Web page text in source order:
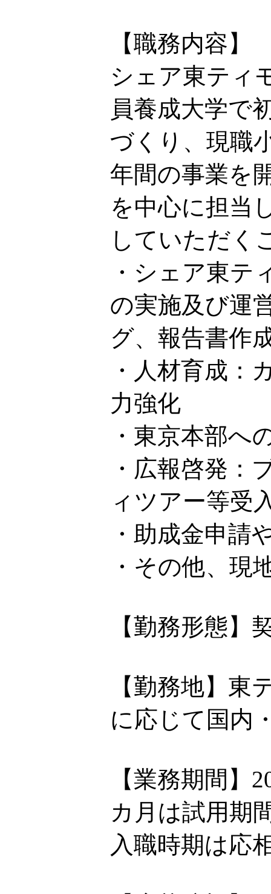
【職務内容】
シェア東ティ
員養成大学で
づくり、現職
年間の事業を
を中心に担当
していただく
・シェア東テ
の実施及び運
グ、報告書作
・人材育成：
力強化
・東京本部へ
・広報啓発：
ィツアー等受
・助成金申請
・その他、現
【勤務形態】
【勤務地】東
に応じて国内
【業務期間】
カ月は試用期
入職時期は応